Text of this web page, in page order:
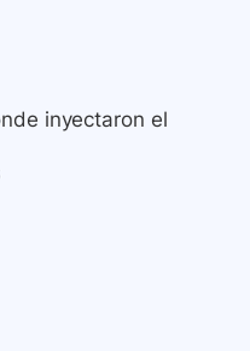
inyectaron el